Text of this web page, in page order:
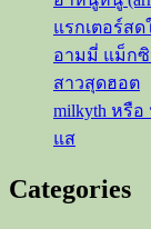
แรกเตอร์ส
อามมี่ แม็กซิ
สาวสุดฮอต
milkyth หรือ
แส
Categories